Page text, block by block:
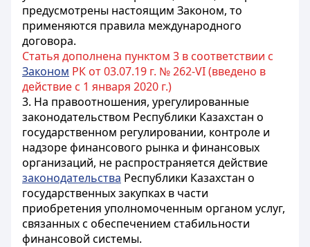
предусмотрены настоящим Законом, то
применяются правила международного
договора.
Статья дополнена пунктом 3 в соответствии с
Законом РК от 03.07.19 г. № 262-VI (введено в
действие с 1 января 2020 г.)
3. На правоотношения, урегулированные
законодательством Республики Казахстан о
государственном регулировании, контроле и
надзоре финансового рынка и финансовых
организаций, не распространяется действие
законодательства Республики Казахстан о
государственных закупках в части
приобретения уполномоченным органом услуг,
связанных с обеспечением стабильности
финансовой системы.